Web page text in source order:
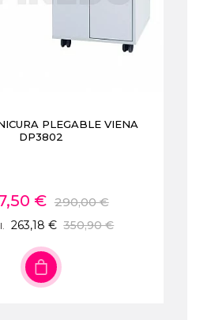
PLEGABLE VIENA
DP3802
€ 290,00 €
263,18 € 350,90 €